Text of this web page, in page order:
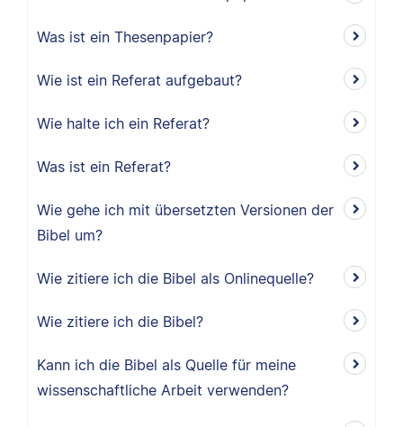
Was ist ein Thesenpapier?
Wie ist ein Referat aufgebaut?
Wie halte ich ein Referat?
Was ist ein Referat?
Wie gehe ich mit übersetzten Versionen der
Bibel um?
Wie zitiere ich die Bibel als Onlinequelle?
Wie zitiere ich die Bibel?
Kann ich die Bibel als Quelle für meine
wissenschaftliche Arbeit verwenden?